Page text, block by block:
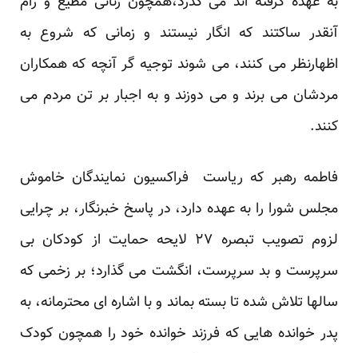
آنقدر ساکتند که انگار نیستند و زمانی که شروع به
اظهارنظر می کنند، می شوند توجیه گر آنچه که همکاران
مردشان می برند و می دوزند و به اجبار بر تن مردم می
کنند.
فاطمه رهبر که ریاست فراکسیون نمایندگان خاموش
مجلس شورا را به عهده دارد، در پاسخ خبرنگار، بر چرایی
لزوم تصویب تبصره ۲۷ لایحه حمایت از کودکان بی
سرپرست و بد سرپرست، انگشت می گذارد؛ بر زخمی که
سالها تلاش شده تا بسته بماند و با اشاره ای محترمانه، به
پدر خوانده هایی که فرزند خوانده خود را همچون کودک